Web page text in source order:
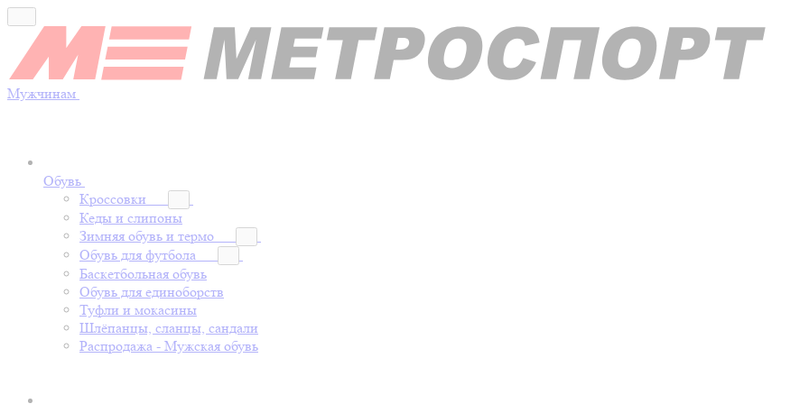
Мужчинам
Обувь
Кроссовки
Кеды и слипоны
Зимняя обувь и термо
Обувь для футбола
Баскетбольная обувь
Обувь для единоборств
Туфли и мокасины
Шлёпанцы, сланцы, сандали
Распродажа - Мужская обувь